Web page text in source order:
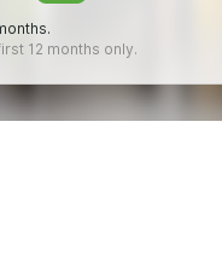
12 months only.